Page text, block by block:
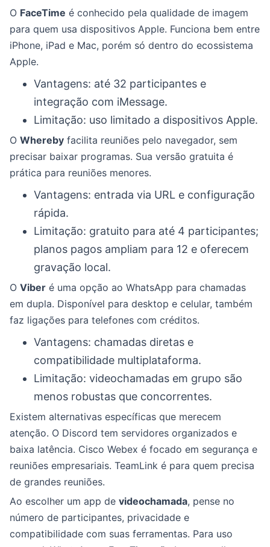
O FaceTime é conhecido pela qualidade de imagem
para quem usa dispositivos Apple. Funciona bem entre
iPhone, iPad e Mac, porém só dentro do ecossistema
Apple.
Vantagens: até 32 participantes e
integração com iMessage.
Limitação: uso limitado a dispositivos Apple.
O Whereby facilita reuniões pelo navegador, sem
precisar baixar programas. Sua versão gratuita é
prática para reuniões menores.
Vantagens: entrada via URL e configuração
rápida.
Limitação: gratuito para até 4 participantes;
planos pagos ampliam para 12 e oferecem
gravação local.
O Viber é uma opção ao WhatsApp para chamadas
em dupla. Disponível para desktop e celular, também
faz ligações para telefones com créditos.
Vantagens: chamadas diretas e
compatibilidade multiplataforma.
Limitação: videochamadas em grupo são
menos robustas que concorrentes.
Existem alternativas específicas que merecem
atenção. O Discord tem servidores organizados e
baixa latência. Cisco Webex é focado em segurança e
reuniões empresariais. TeamLink é para quem precisa
de grandes reuniões.
Ao escolher um app de videochamada, pense no
número de participantes, privacidade e
compatibilidade com suas ferramentas. Para uso